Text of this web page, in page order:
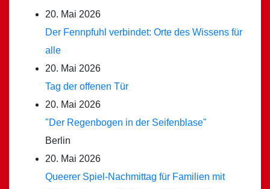
20. Mai 2026
Der Fennpfuhl verbindet: Orte des Wissens für
alle
20. Mai 2026
Tag der offenen Tür
20. Mai 2026
"Der Regenbogen in der Seifenblase"
Berlin
20. Mai 2026
Queerer Spiel-Nachmittag für Familien mit